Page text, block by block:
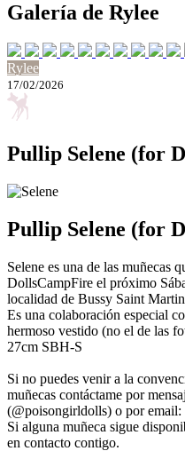
Galería de Rylee
Rylee
17/02/2026
Pullip Selene (for
Pullip Selene (for
Selene es una de las muñecas
DollsCampFire el próximo
localidad de Bussy Saint
Es una colaboración especial
hermoso vestido (no el de las
27cm SBH-S
Si no puedes venir a la
muñecas contáctame por
(@poisongirldolls) o por email:
Si alguna muñeca sigue
en contacto contigo.